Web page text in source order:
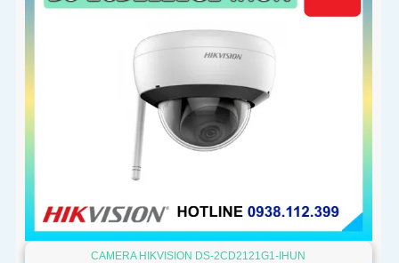
CAMERA HIKVISION DS-2CD2121G1-IHUN